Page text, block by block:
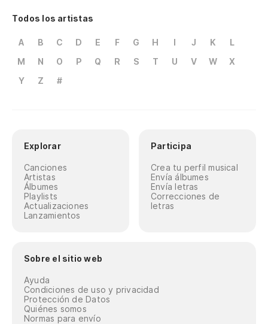
Todos los artistas
A B C D E F G H I J K
L
M
N O P Q R S T U V W
X
Y
Z #
Explorar
Canciones
Artistas
Álbumes
Playlists
Actualizaciones
Lanzamientos
Participa
Crea tu perfil musical
Envía álbumes
Envía letras
Correcciones de
letras
Sobre el sitio web
Ayuda
Condiciones de uso y privacidad
Protección de Datos
Quiénes somos
Normas para envío